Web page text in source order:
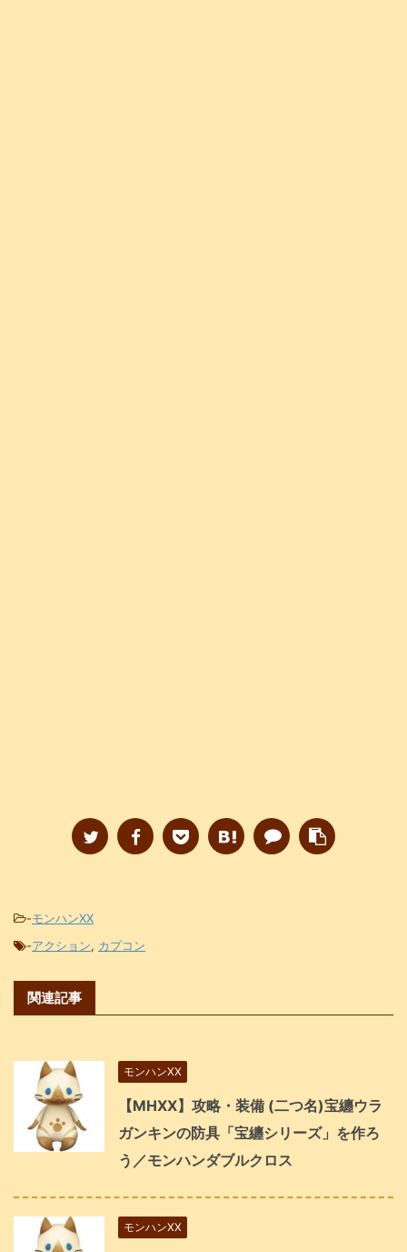
-モンハンXX
-アクション, カプコン
関連記事
モンハンXX
【MHXX】攻略・装備 (二つ名)宝纏ウラ
ガンキンの防具「宝纏シリーズ」を作ろ
う／モンハンダブルクロス
モンハンXX